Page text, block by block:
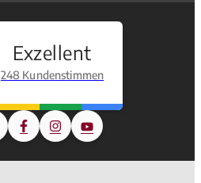
Exzellent
248 Kundenstimmen